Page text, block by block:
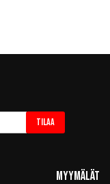
Tilaa
Myymälät